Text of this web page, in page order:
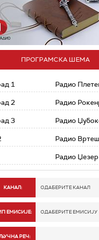
ПРОГРАМСКА ШЕМА
1
2
3
Радио
Радио
Радио
Радио
Радио Џезер
КАНАЛ: ОДАБЕРИТЕ КАНАЛ
РАДИО БЕОГРАД
ЕМИСИЈЕ: ОДАБЕРИТЕ ЕМИСИЈУ
РЕЧ: